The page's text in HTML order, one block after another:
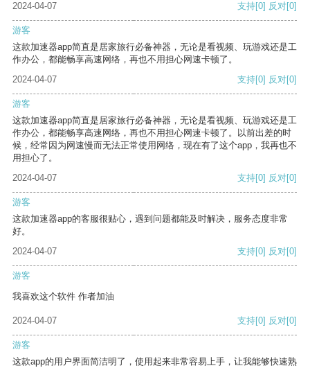
2024-04-07 支持[0] 反对[0]
游客
这款加速器app简直是居家旅行必备神器，无论是看视频、玩游戏还是工
作办公，都能畅享高速网络，再也不用担心网速卡顿了。
2024-04-07
支持[0] 反对[0]
游客
这款加速器app简直是居家旅行必备神器，无论是看视频、玩游戏还是工
作办公，都能畅享高速网络，再也不用担心网速卡顿了。以前出差的时
候，经常因为网速慢而无法正常使用网络，现在有了这个app，我再也不
用担心了。
2024-04-07
支持[0] 反对[0]
游客
这款加速器app的客服很贴心，遇到问题都能及时解决，服务态度非常
好。
2024-04-07
支持[0] 反对[0]
游客
我喜欢这个软件 作者加油
2024-04-07 支持[0] 反对[0]
游客
这款app的用户界面简洁明了，使用起来非常容易上手，让我能够快速熟